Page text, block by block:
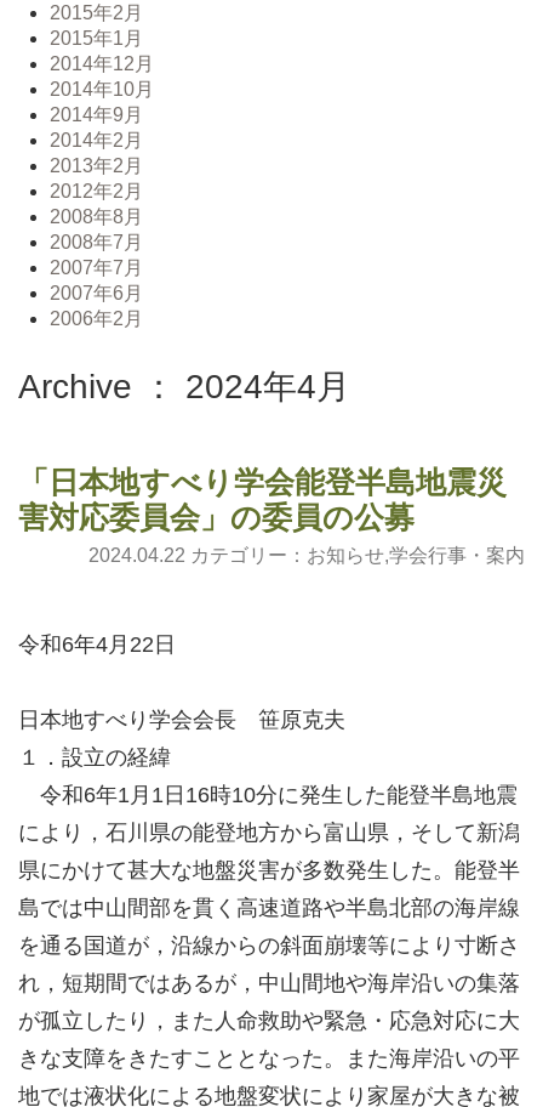
2015年2月
2015年1月
2014年12月
2014年10月
2014年9月
2014年2月
2013年2月
2012年2月
2008年8月
2008年7月
2007年7月
2007年6月
2006年2月
Archive ： 2024年4月
「日本地すべり学会能登半島地震災
害対応委員会」の委員の公募
2024.04.22 カテゴリー： お知らせ,学会行事・案内
令和6年4月22日
日本地すべり学会会長 笹原克夫
１．設立の経緯
令和6年1月1日16時10分に発生した能登半島地震
により，石川県の能登地方から富山県，そして新潟
県にかけて甚大な地盤災害が多数発生した。能登半
島では中山間部を貫く高速道路や半島北部の海岸線
を通る国道が，沿線からの斜面崩壊等により寸断さ
れ，短期間ではあるが，中山間地や海岸沿いの集落
が孤立したり，また人命救助や緊急・応急対応に大
きな支障をきたすこととなった。また海岸沿いの平
地では液状化による地盤変状により家屋が大きな被